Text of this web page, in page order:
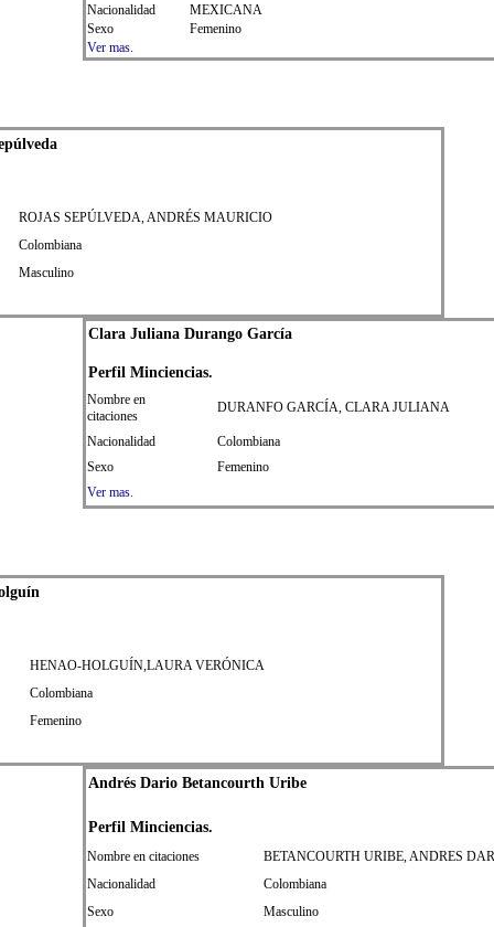
Nacionalidad
MEXICANA
Sexo
Femenino
Ver mas.
ROJAS SEPÚLVEDA, ANDRÉS MAURICIO
Colombiana
Masculino
Clara Juliana Durango García
Perfil Minciencias.
Nombre en
citaciones
DURANFO GARCÍA, CLARA JULIANA
Nacionalidad
Colombiana
Sexo
Femenino
Ver mas.
HENAO-HOLGUÍN,LAURA VERÓNICA
Colombiana
Femenino
Andrés Dario Betancourth Uribe
Perfil Minciencias.
Nombre en citaciones
BETANCOURTH URIBE, ANDRES
Nacionalidad
Colombiana
Sexo
Masculino